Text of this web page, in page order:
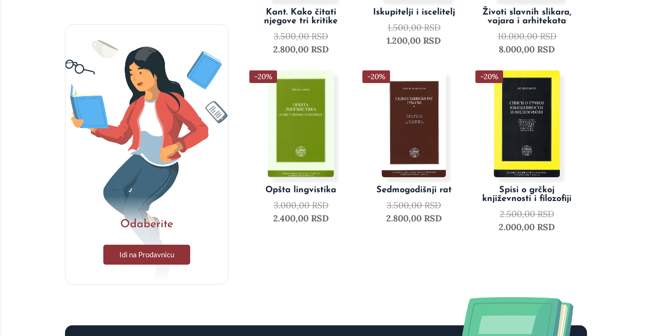
Odaberite
Idi na Prodavnicu
Kant. Kako čitati
njegove tri kritike
3.500,00RSD
2.800,00 RSD
Iskupitelji i iscelitelj
1.500,00RSD
1.200,00 RSD
Životi slavnih slikara,
vajara i arhitekata
10.000,00RSD
8.000,00 RSD
-20%
Opšta lingvistika
3.000,00RSD
2.400,00 RSD
-20%
Sedmogodišnji rat
3.500,00RSD
2.800,00 RSD
-20%
Spisi o grčkoj
književnosti i filozofiji
2.500,00RSD
2.000,00 RSD